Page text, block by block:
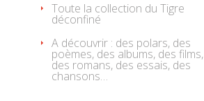
Toute la collection du Tigre
déconfiné
A découvrir : des polars, des
poèmes, des albums, des films,
des romans, des essais, des
chansons…